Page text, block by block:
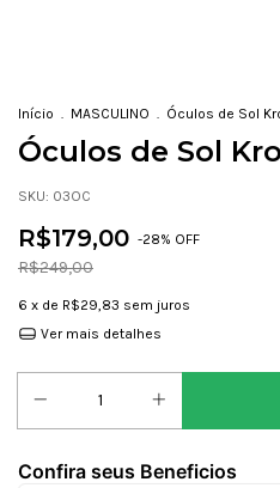
Início . MASCULINO . Óculos de Sol
Óculos de Sol
SKU: 03OC
R$179,00 -28% OFF
R$249,00
6 x de R$29,83 sem juros
Ver mais detalhes
Confira seus Beneficios